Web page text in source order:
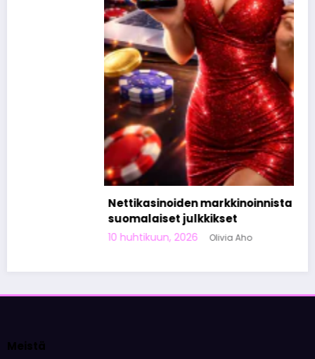
Nettikasinoiden markkinoinnista tunnetut
suomalaiset julkkikset
10 huhtikuun, 2026 Olivia Aho
Meistä